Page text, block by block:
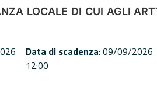
LOCALE DI CUI AGLI
Data di scadenza: 09/09/2026
12:00